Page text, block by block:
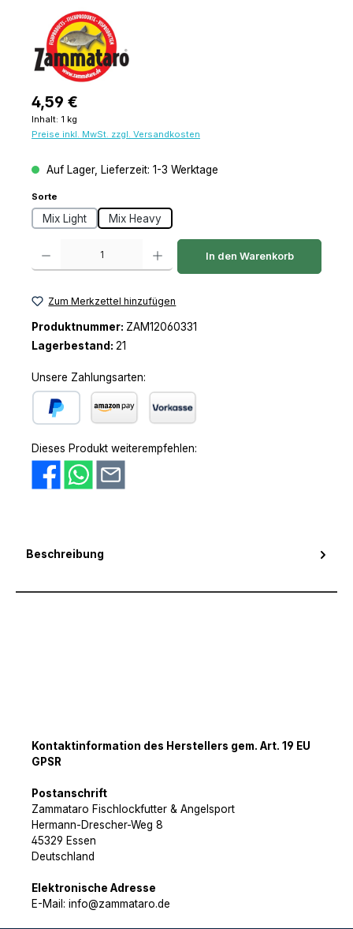
Regulärer Preis:
4,59 €
Inhalt: 1 kg
Preise inkl. MwSt. zzgl. Versandkosten
Auf Lager, Lieferzeit: 1-3 Werktage
Sorte
Mix Light Mix Heavy
Produkt Anzahl: Gib den gewünschten Wert ein oder benutze die
In den Warenkorb
Zum Merkzettel hinzufügen
Produktnummer: ZAM12060331
Lagerbestand: 21
Unsere Zahlungsarten:
Dieses Produkt weiterempfehlen:
Beschreibung
Kontaktinformation des Herstellers gem. Art. 19 EU
GPSR
Postanschrift
Zammataro Fischlockfutter & Angelsport
Hermann-Drescher-Weg 8
45329 Essen
Deutschland
Elektronische Adresse
E-Mail: info@zammataro.de